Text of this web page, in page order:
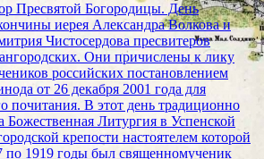
Пресвятой Богородицы. День
иерея Александра Волкова и
Чистосердова пресвитеров
Они причислены к лику
российских постановлением
от 26 декабря 2001 года для
почитания. В этот день традиционно
Божественная Литургия в Успенской
крепости настоятелем которой
по 1919 годы был священномученик